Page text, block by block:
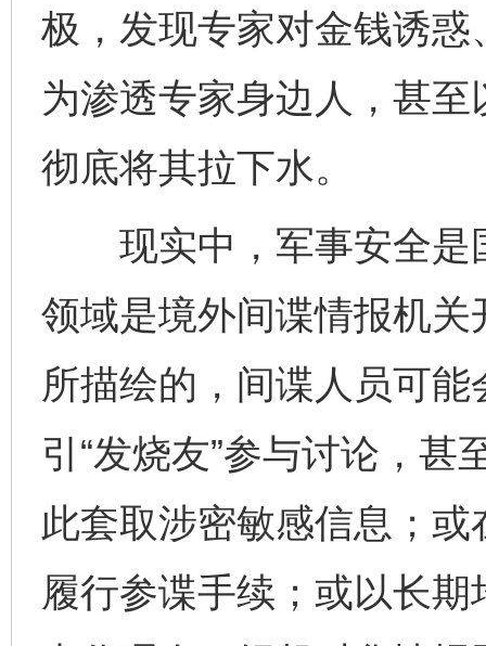
极，发现专家对金钱诱
为渗透专家身边人，甚
彻底将其拉下水。
现实中，军事安全是
领域是境外间谍情报机
所描绘的，间谍人员可
引“发烧友”参与讨论，甚
此套取涉密敏感信息；
履行参谍手续；或以长